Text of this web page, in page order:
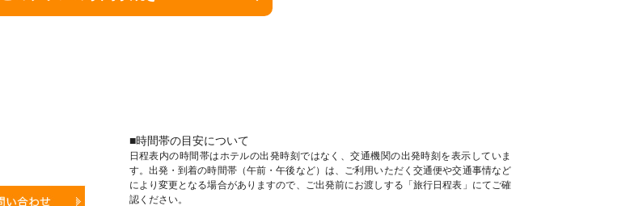
■時間帯の目安について
日程表内の時間帯はホテルの出発時刻ではなく、交通機関の出発時刻を表示していま
す。出発・到着の時間帯（午前・午後など）は、ご利用いただく交通便や交通事情など
により変更となる場合がありますので、ご出発前にお渡しする「旅行日程表」にてご確
認ください。